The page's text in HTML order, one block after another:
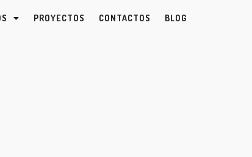
PROYECTOS CONTACTOS BLOG